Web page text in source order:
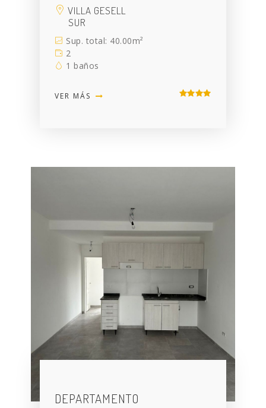
VILLA GESELL
SUR
Sup. total: 40.00m²
2
1 baños
VER MÁS
DEPARTAMENTO